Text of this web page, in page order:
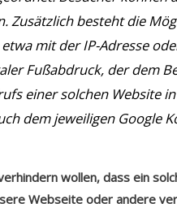
Zusätzlich besteht die
mit der IP-Adresse
Fußabdruck, der dem
einer solchen Website
dem jeweiligen Google
wollen, dass ein
Webseite oder andere